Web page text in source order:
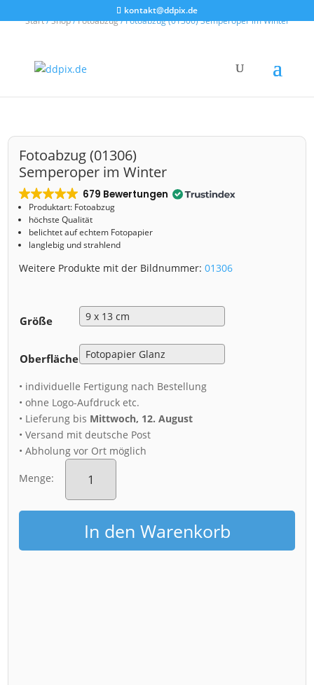
kontakt@ddpix.de
Start/Shop/Fotoabzug/ Fotoabzug (01306) Semperoper im Winter
Fotoabzug (01306)
Semperoper im Winter
679 Bewertungen
Produktart: Fotoabzug
höchste Qualität
belichtet auf echtem Fotopapier
langlebig und strahlend
Weitere Produkte mit der Bildnummer:01306
Größe
Oberfläche
• individuelle Fertigung nach Bestellung
• ohne Logo-Aufdruck etc.
• Lieferung bis Mittwoch, 12. August
• Versand mit deutsche Post
• Abholung vor Ort möglich
Menge:
Fotoabzug
(01306)
im
Winter
MengeIn den Warenkorb